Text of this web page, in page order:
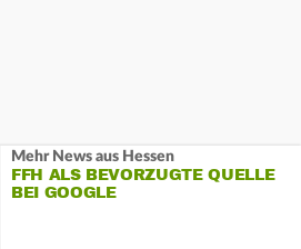
Mehr News aus Hessen
FFH ALS BEVORZUGTE QUELLE
BEI GOOGLE